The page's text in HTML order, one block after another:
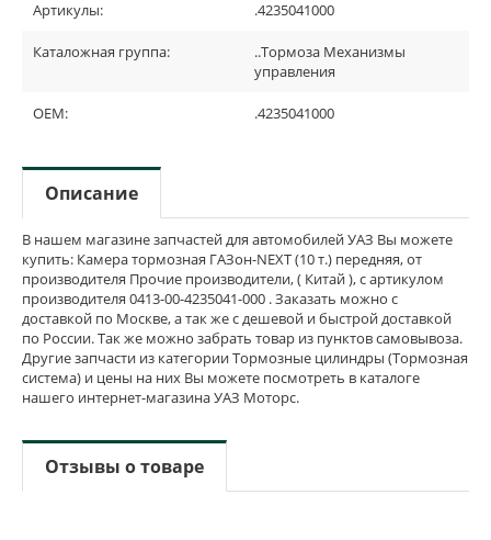
Артикулы: .4235041000
Каталожная группа:
..Тормоза Механизмы
управления
OEM: .4235041000
Описание
В нашем магазине запчастей для автомобилей УАЗ Вы можете
купить: Камера тормозная ГАЗон-NEXT (10 т.) передняя, от
производителя Прочие производители, ( Китай ), с артикулом
производителя 0413-00-4235041-000 . Заказать можно с
доставкой по Москве, а так же с дешевой и быстрой доставкой
по России. Так же можно забрать товар из пунктов самовывоза.
Другие запчасти из категории Тормозные цилиндры (Тормозная
система) и цены на них Вы можете посмотреть в каталоге
нашего интернет-магазина УАЗ Моторс.
Отзывы о товаре